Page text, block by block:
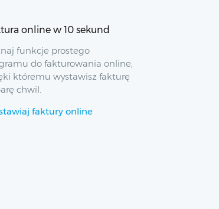
online w 10 sekund
funkcje prostego
do fakturowania online,
któremu wystawisz fakturę
chwil.
faktury online